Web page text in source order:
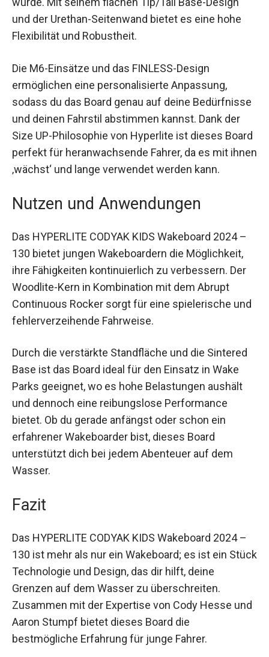
und der Urethan-Seitenwand bietet es eine hohe
Flexibilität und Robustheit.
Die M6-Einsätze und das FINLESS-Design
ermöglichen eine personalisierte Anpassung,
sodass du das Board genau auf deine Bedürfnisse
und deinen Fahrstil abstimmen kannst. Dank der
Size UP-Philosophie von Hyperlite ist dieses Board
perfekt für heranwachsende Fahrer, da es mit ihnen
‚wächst‘ und lange verwendet werden kann.
Nutzen und Anwendungen
Das HYPERLITE CODYAK KIDS Wakeboard 2024 –
130 bietet jungen Wakeboardern die Möglichkeit,
ihre Fähigkeiten kontinuierlich zu verbessern. Der
Woodlite-Kern in Kombination mit dem Abrupt
Continuous Rocker sorgt für eine spielerische und
fehlerverzeihende Fahrweise.
Durch die verstärkte Standfläche und die Sintered
Base ist das Board ideal für den Einsatz in Wake
Parks geeignet, wo es hohe Belastungen aushält
und dennoch eine reibungslose Performance
bietet. Ob du gerade anfängst oder schon ein
erfahrener Wakeboarder bist, dieses Board
unterstützt dich bei jedem Abenteuer auf dem
Wasser.
Fazit
Das HYPERLITE CODYAK KIDS Wakeboard 2024 –
130 ist mehr als nur ein Wakeboard; es ist ein Stück
Technologie und Design, das dir hilft, deine
Grenzen auf dem Wasser zu überschreiten.
Zusammen mit der Expertise von Cody Hesse und
Aaron Stumpf bietet dieses Board die
bestmögliche Erfahrung für junge Fahrer.